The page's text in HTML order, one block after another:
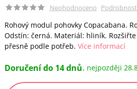
Neohodnoceno
Rohový modul pohovky Copacabana.
Odstín: černá. Materiál: hliník.
přesně podle potřeb. Více informací
Doručení do 14 dnů